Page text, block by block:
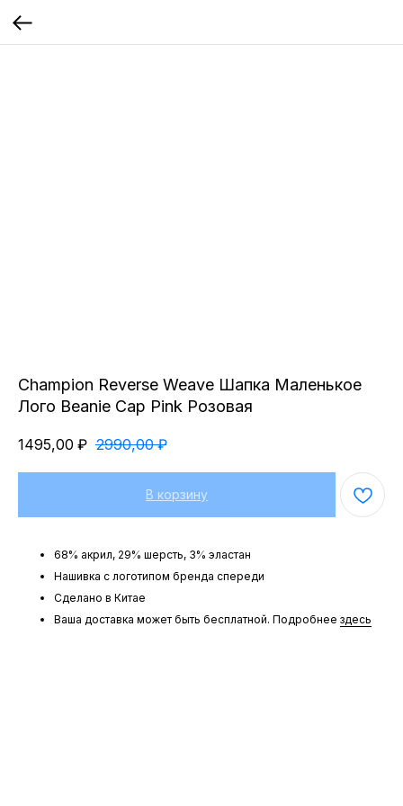
Champion Reverse Weave Шапка Маленькое
Лого Beanie Cap Pink Розовая
1495,00 ₽ 2990,00 ₽
В корзину
68% акрил, 29% шерсть, 3% эластан
Нашивка с логотипом бренда спереди
Сделано в Китае
Ваша доставка может быть бесплатной. Подробнее здесь